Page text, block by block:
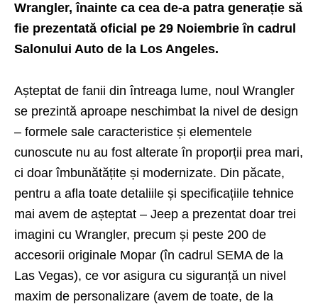
Wrangler, înainte ca cea de-a patra generație să
fie prezentată oficial pe 29 Noiembrie în cadrul
Salonului Auto de la Los Angeles.
Așteptat de fanii din întreaga lume, noul Wrangler
se prezintă aproape neschimbat la nivel de design
– formele sale caracteristice și elementele
cunoscute nu au fost alterate în proporții prea mari,
ci doar îmbunătățite și modernizate. Din păcate,
pentru a afla toate detaliile și specificațiile tehnice
mai avem de așteptat – Jeep a prezentat doar trei
imagini cu Wrangler, precum și peste 200 de
accesorii originale Mopar (în cadrul SEMA de la
Las Vegas), ce vor asigura cu siguranță un nivel
maxim de personalizare (avem de toate, de la